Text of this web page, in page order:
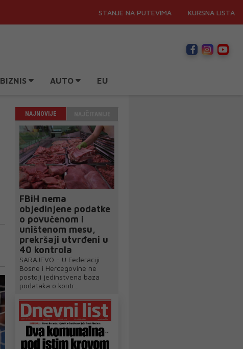
STANJE NA PUTEVIMA KURSNA LISTA
BIZNIS AUTO EU
NAJNOVIJE
FBiH nema
objedinjene podatke
o povučenom i
uništenom mesu,
prekršaji utvrđeni u
40 kontrola
SARAJEVO - U Federaciji
Bosne i Hercegovine ne
postoji jedinstvena baza
podataka o kontr...